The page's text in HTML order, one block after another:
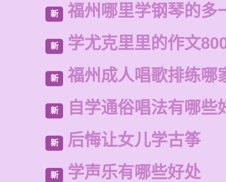
新 福州哪里学钢琴的多
新 学尤克里里的作文
新 福州成人唱歌排练哪
新 自学通俗唱法有哪些
新 后悔让女儿学古筝
新 学声乐有哪些好处